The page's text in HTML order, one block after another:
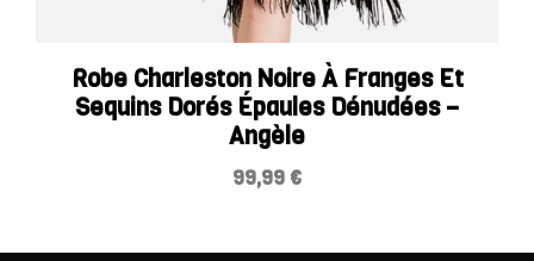
Robe Charleston Noire À Franges Et
Sequins Dorés Épaules Dénudées –
Angèle
99,99 €